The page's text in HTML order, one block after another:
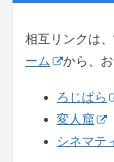
相互リンクは
ーム
から、
ろじぱら
変人窟
シネマテ